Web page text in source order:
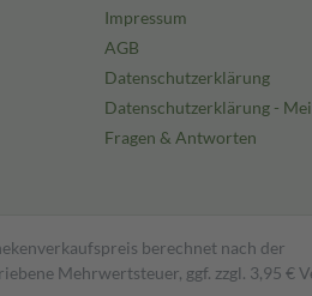
Impressum
AGB
Datenschutzerklärung
Datenschutzerklärung -
Fragen & Antworten
berechnet nach der
Mehrwertsteuer, ggf. zzgl. 3,95 €